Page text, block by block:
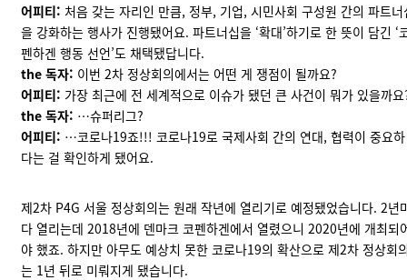
어피티: 처음 갖는 자리인 만큼, 정부, 기업, 시민사회 구성원 간의 파트너
을 강화하는 행사가 진행됐어요. 파트너십을 ‘확대’하기로 한 뜻이 담긴 ‘
펜하겐 행동 선언’도 채택됐답니다.
the 독자: 이번 2차 정상회의에서는 어떤 게 쟁점이 될까요?
어피티: 가장 최근에 전 세계적으로 이슈가 됐던 큰 사건이 뭐가 있을까요
the 독자: …슈퍼리그?
어피티: …코로나19죠!!! 코로나19로 국제사회 간의 연대, 협력이 중요하
다는 걸 확인하게 됐어요.
제2차 P4G 서울 정상회의는 원래 작년에 열리기로 예정됐었습니다. 2년
다 열리는데 2018년에 덴마크 코펜하겐에서 열렸으니 2020년에 개최되
야 했죠. 하지만 아무도 예상치 못한 코로나19의 확산으로 제2차 정상회
는 1년 뒤로 미뤄지게 됐습니다.